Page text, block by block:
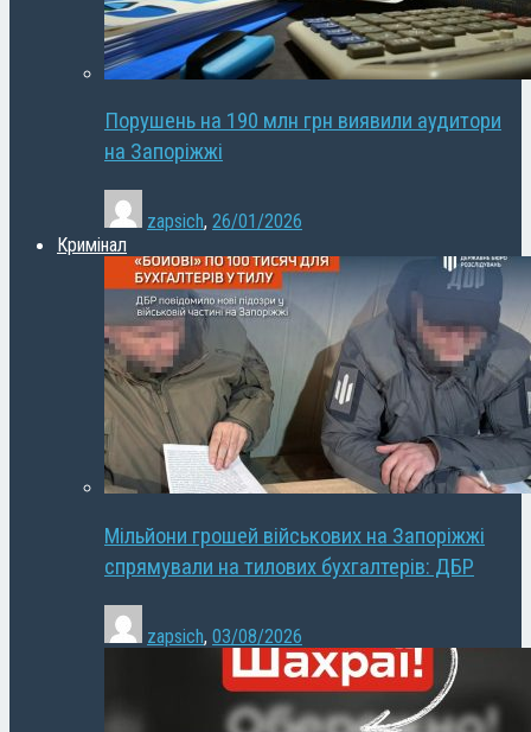
Порушень на 190 млн грн виявили аудитори
на Запоріжжі
zapsich, 26/01/2026
Кримінал
Мільйони грошей військових на Запоріжжі
спрямували на тилових бухгалтерів: ДБР
zapsich, 03/08/2026